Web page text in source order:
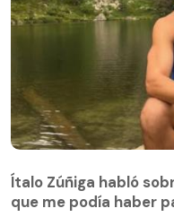
Ítalo Zúñiga habló
que me podía haber